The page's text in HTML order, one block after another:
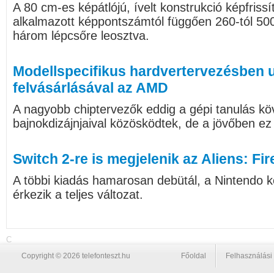
A 80 cm-es képátlójú, ívelt konstrukció
alkalmazott képpontszámtól függően 260-tól
három lépcsőre leosztva.
Modellspecifikus hardvertervezésben
felvásárlásával az AMD
A nagyobb chiptervezők eddig a gépi tanulás
bajnokdizájnjaival közösködtek, de a jövőben
Switch 2-re is megjelenik az Aliens:
A többi kiadás hamarosan debütál, a Nintendo
érkezik a teljes változat.
C
Copyright © 2026 telefonteszt.hu Főoldal